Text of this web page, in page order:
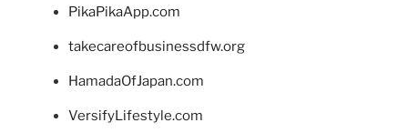
PikaPikaApp.com
takecareofbusinessdfw.org
HamadaOfJapan.com
VersifyLifestyle.com